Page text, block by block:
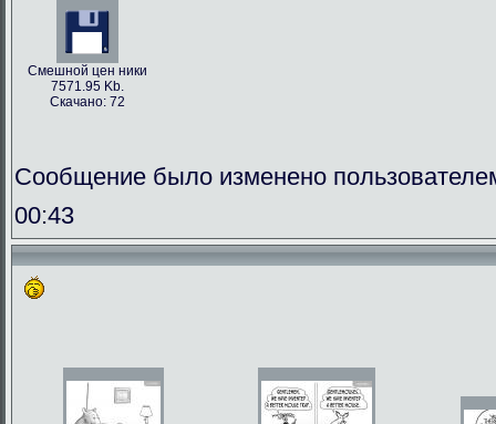
Смешной цен ники
7571.95 Kb.
Скачано: 72
Сообщение было изменено
00:43